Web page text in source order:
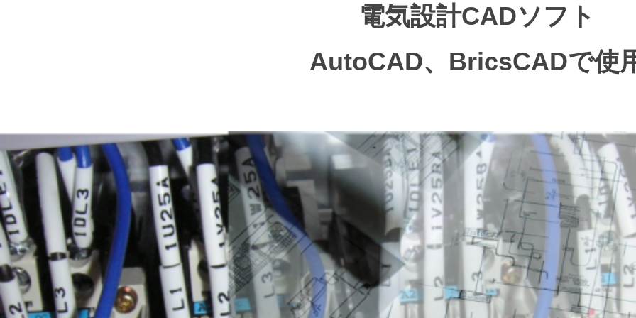
電気設計CADソフト
AutoCAD、BricsCADで使